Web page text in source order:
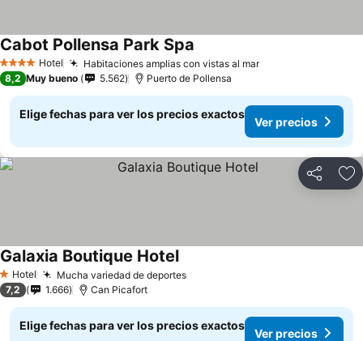
4 EstrellasHotel Habitaciones amplias con vistas al mar
Cabot Pollensa Park Spa
8,2 Muy bueno 5.562 Puerto de Pollensa
Elige fechas para ver los precios exactos
Ver precios
Compartir
1 Estrellas
Hotel Mucha variedad de deportes
Galaxia Boutique Hotel
7,2 1.666 Can Picafort
Elige fechas para ver los precios exactos
Ver precios